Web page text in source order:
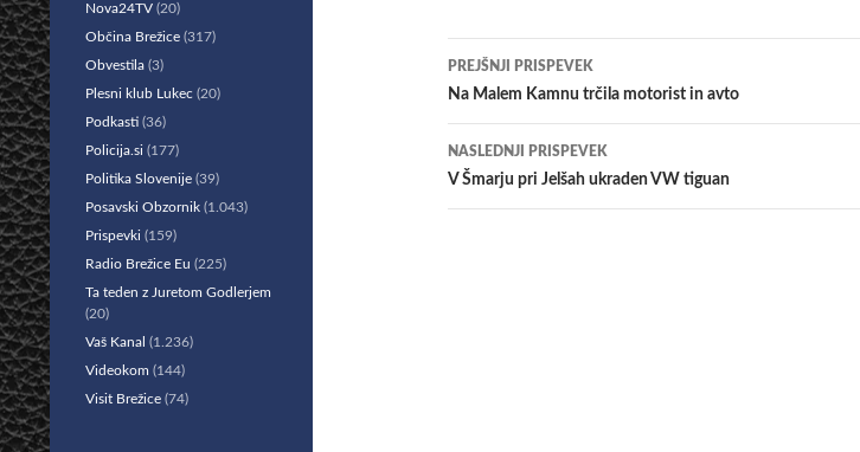
Krmarjenje
po
prispevkih
PREJŠNJI PRISPEVEK
Na Malem Kamnu trčila motorist in avto
NASLEDNJI PRISPEVEK
V Šmarju pri Jelšah ukraden VW tiguan
Nova24TV (20)
Občina Brežice (317)
Obvestila (3)
Plesni klub Lukec (20)
Podkasti (36)
Policija.si (177)
Politika Slovenije (39)
Posavski Obzornik (1.043)
Prispevki (159)
Radio Brežice Eu (225)
Ta teden z Juretom Godlerjem
(20)
Vaš Kanal (1.236)
Videokom (144)
Visit Brežice (74)